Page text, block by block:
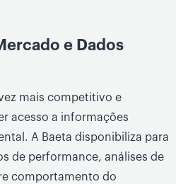
e Dados
mais competitivo e
acesso a informações
A Baeta disponibiliza para
de performance, análises de
comportamento do